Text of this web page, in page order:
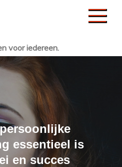
voor iedereen.
essentieel is
en succes